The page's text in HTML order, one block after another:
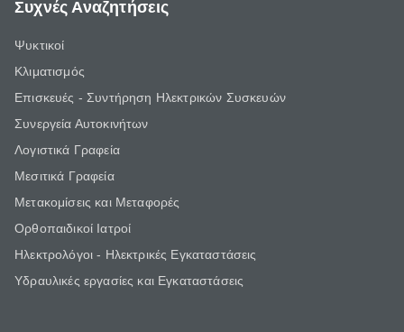
Συχνές Αναζητήσεις
Ψυκτικοί
Κλιματισμός
Επισκευές - Συντήρηση Ηλεκτρικών Συσκευών
Συνεργεία Αυτοκινήτων
Λογιστικά Γραφεία
Μεσιτικά Γραφεία
Μετακομίσεις και Μεταφορές
Ορθοπαιδικοί Ιατροί
Ηλεκτρολόγοι - Ηλεκτρικές Εγκαταστάσεις
Υδραυλικές εργασίες και Εγκαταστάσεις